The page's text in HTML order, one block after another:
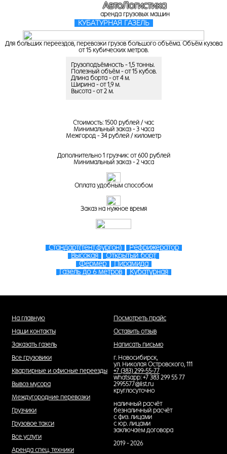
АвтоЛогистика
аренда грузовых машин
КУБАТУРНАЯ ГАЗЕЛЬ
Для больших переездов, перевозки грузов большого объёма. Объём кузова
от 15 кубических метров.
Грузоподъёмность - 1,5 тонны.
Полезный объём - от 15 кубов.
Длина борта - от 4 м.
Ширина - от 1,9 м.
Высота - от 2 м.
Стоимость: 1500 рублей / час
Минимальный заказ - 3 часа
Межгород - 34 рублей / километр
Дополнительно 1 грузчик: от 600 рублей
Минимальный заказ - 2 часа
Оплата удобным способом
Заказ на нужное время
Стандарт(тент,фургон)
Рефрижератор
Высокая
Открытый борт
Фермер
Пирамида
Газель до 6 метров
Кубатурная
На главную
Наши контакты
Заказать газель
Все грузовики
Квартирные и офисные переезды
Вывоз мусора
Междугородние перевозки
Грузчики
Грузовое такси
Все услуги
Аренда спец. техники
Посмотреть прайс
Оставить отзыв
Написать письмо
г. Новосибирск,
ул. Николая Островского, 111
+7 (383) 299-55-77
whatsapp: +7 383 299 55 77
2995577@list.ru
круглосуточно
наличный расчёт
безналичный расчёт
с физ. лицами
с юр. лицами
заключаем договора
2019 - 2026